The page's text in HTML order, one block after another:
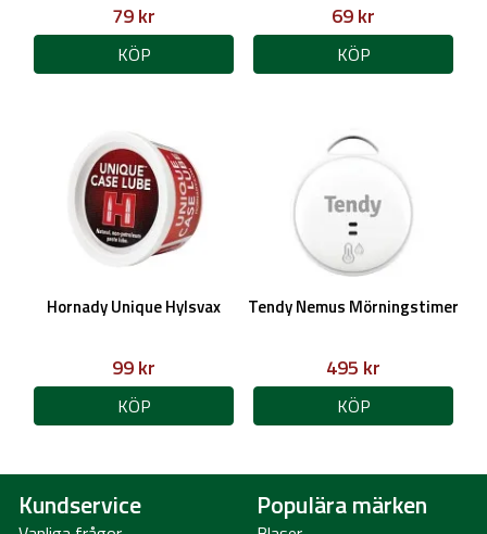
79 kr
KÖP
69 kr
KÖP
Hornady Unique Hylsvax
99 kr
KÖP
Tendy Nemus Mörningstimer
495 kr
KÖP
Kundservice Populära märken